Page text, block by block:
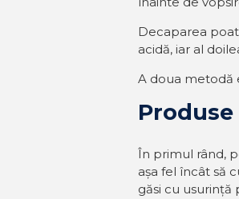
Decaparea
acidă, iar al
A doua metodă
În primul rând,
așa fel încât să
găsi cu usurință